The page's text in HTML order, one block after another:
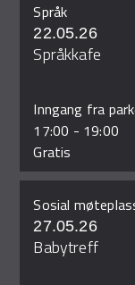
Språk
22.05.26
Språkkafe
Inngang fra
17:00 - 19:00
Gratis
Sosial
27.05.26
Babytreff